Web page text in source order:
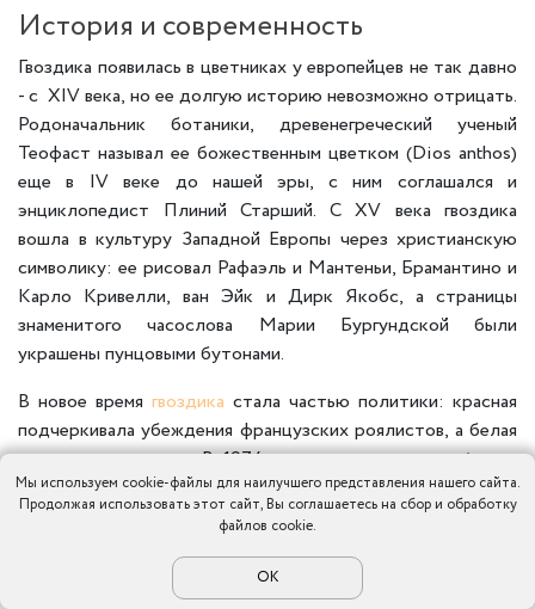
История и современность
Гвоздика появилась в цветниках у европейцев не так давно
- с XIV века, но ее долгую историю невозможно отрицать.
Родоначальник ботаники, древенегреческий ученый
Теофаст называл ее божественным цветком (Dios anthos)
еще в IV веке до нашей эры, с ним соглашался и
энциклопедист Плиний Старший. С XV века гвоздика
вошла в культуру Западной Европы через христианскую
символику: ее рисовал Рафаэль и Мантеньи, Брамантино и
Карло Кривелли, ван Эйк и Дирк Якобс, а страницы
знаменитого часослова Марии Бургундской были
украшены пунцовыми бутонами.
В новое время гвоздика стала частью политики: красная
подчеркивала убеждения французских роялистов, а белая
- немецких эсдеков. В 1974 году именно красная (даже,
скорее, алая) стала признанным символом левого
Лиссабонского переворота. И с тех пор ее жизнь
костюмы, длинные речи и вымпелы – гвоздика
превратилась в главный цветок партсобраний и скучных
Мы используем cookie-файлы для наилучшего представления нашего сайта.
Продолжая использовать этот сайт, Вы соглашаетесь на сбор и обработку
файлов cookie.
ОК